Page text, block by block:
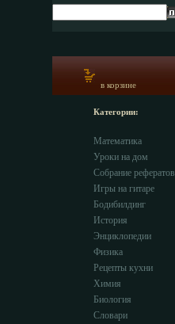
в корзине
Категории:
Математика
Уроки на дом
Собрание рефератов
Игры на гитаре
Бодибилдинг
История
Энциклопедии
Физика
Рецепты кухни
Химия
Биология
Словари